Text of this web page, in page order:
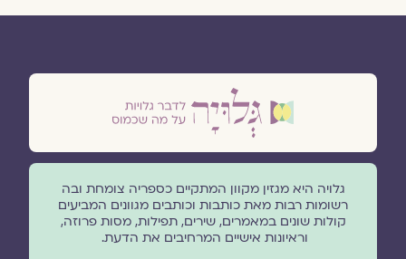
גלויה היא מגזין מקוון המתקיים כספריה צומחת ובה
רשומות רבות מאת כותבות וכותבים מגוונים המביעים
קולות שונים במאמרים, שירים, תפילות, מסות פרוזה,
וראיונות אישיים המרחיבים את הדעת.